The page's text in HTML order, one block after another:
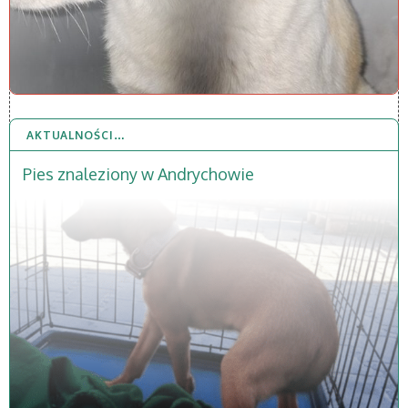
AKTUALNOŚCI…
Pies znaleziony w Andrychowie
9 PAŹ 2025